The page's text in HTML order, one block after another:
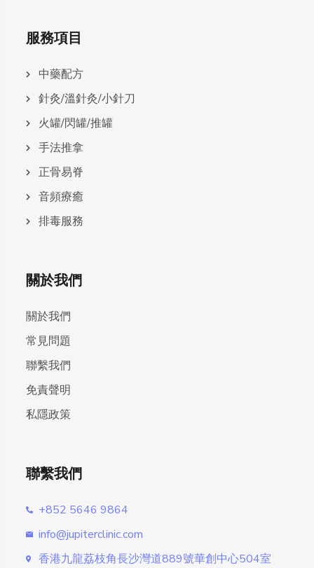
服務項目
中藥配方
針灸/溫針灸/小針刀
火罐/閃罐/推罐
手法推拿
正骨易脊
⾳頻療癒
排毒服務
關於我們
關於我們
常見問題
聯繫我們
免責聲明
私隱政策
聯繫我們
+852 5646 9864
info@jupiterclinic.com
香港九龍荔枝角長沙灣道889號華創中心504室